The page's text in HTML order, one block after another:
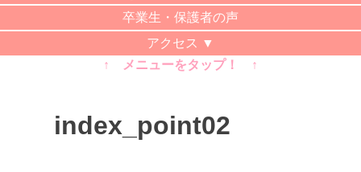
卒業生・保護者の声
アクセス ▼
↑ メニューをタップ！ ↑
index_point02